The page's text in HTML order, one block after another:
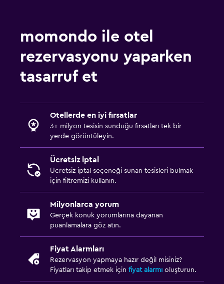
momondo ile otel
rezervasyonu yaparken
tasarruf et
Otellerde en iyi fırsatlar
3+ milyon tesisin sunduğu fırsatları tek bir
yerde görüntüleyin.
Ücretsiz iptal
Ücretsiz iptal seçeneği sunan tesisleri bulmak
için filtremizi kullanın.
Milyonlarca yorum
Gerçek konuk yorumlarına dayanan
puanlamalara göz atın.
Fiyat Alarmları
Rezervasyon yapmaya hazır değil misiniz?
Fiyatları takip etmek için fiyat alarmı oluşturun.